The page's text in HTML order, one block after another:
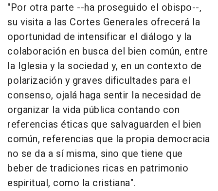
"Por otra parte --ha proseguido el obispo--,
su visita a las Cortes Generales ofrecerá la
oportunidad de intensificar el diálogo y la
colaboración en busca del bien común, entre
la Iglesia y la sociedad y, en un contexto de
polarización y graves dificultades para el
consenso, ojalá haga sentir la necesidad de
organizar la vida pública contando con
referencias éticas que salvaguarden el bien
común, referencias que la propia democracia
no se da a sí misma, sino que tiene que
beber de tradiciones ricas en patrimonio
espiritual, como la cristiana".